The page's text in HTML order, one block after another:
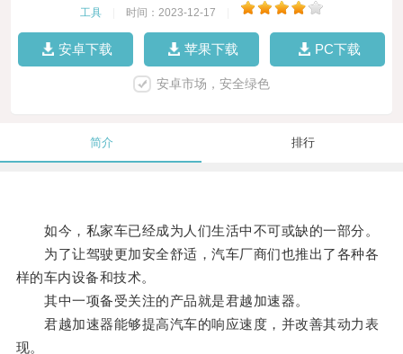
工具 时间：2023-12-17
安卓下载 苹果下载 PC下载
安卓市场，安全绿色
简介 排行
如今，私家车已经成为人们生活中不可或缺的一部分。
为了让驾驶更加安全舒适，汽车厂商们也推出了各种各
样的车内设备和技术。
其中一项备受关注的产品就是君越加速器。
君越加速器能够提高汽车的响应速度，并改善其动力表
现。